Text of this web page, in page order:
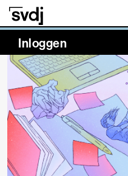
Naar hoofdinhoud
Inloggen
NaN%